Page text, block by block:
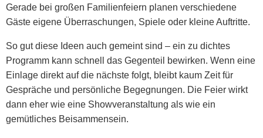
Gerade bei großen Familienfeiern planen verschiedene
Gäste eigene Überraschungen, Spiele oder kleine Auftritte.
So gut diese Ideen auch gemeint sind – ein zu dichtes
Programm kann schnell das Gegenteil bewirken. Wenn eine
Einlage direkt auf die nächste folgt, bleibt kaum Zeit für
Gespräche und persönliche Begegnungen. Die Feier wirkt
dann eher wie eine Showveranstaltung als wie ein
gemütliches Beisammensein.